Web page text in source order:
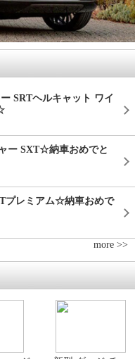
SRTヘルキャット ワイ
ー SXT☆納車おめでと
プレミアム☆納車おめで
more >>